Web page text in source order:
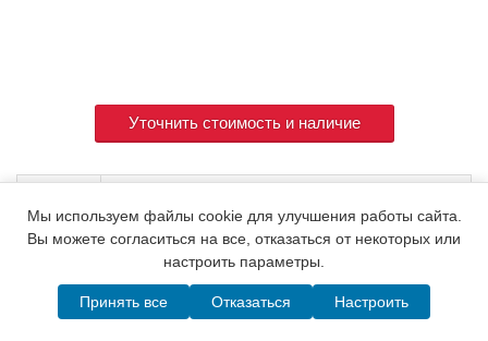
Уточнить стоимость и наличие
© 2015. Все права защищены.Мотор-Юг
Написать в MAX Telegram WhatsApp Позвонить
Мы используем файлы cookie для улучшения работы сайта.
Вы можете согласиться на все, отказаться от некоторых или
настроить параметры.
Принять все Отказаться Настроить